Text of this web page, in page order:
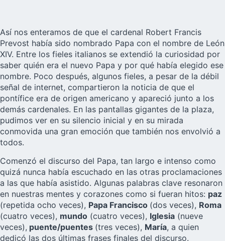
Así nos enteramos de que el cardenal Robert Francis
Prevost había sido nombrado Papa con el nombre de León
XIV. Entre los fieles italianos se extendió la curiosidad por
saber quién era el nuevo Papa y por qué había elegido ese
nombre. Poco después, algunos fieles, a pesar de la débil
señal de internet, compartieron la noticia de que el
pontífice era de origen americano y apareció junto a los
demás cardenales. En las pantallas gigantes de la plaza,
pudimos ver en su silencio inicial y en su mirada
conmovida una gran emoción que también nos envolvió a
todos.
Comenzó el discurso del Papa, tan largo e intenso como
quizá nunca había escuchado en las otras proclamaciones
a las que había asistido. Algunas palabras clave resonaron
en nuestras mentes y corazones como si fueran hitos: paz
(repetida ocho veces), Papa Francisco (dos veces), Roma
(cuatro veces), mundo (cuatro veces), Iglesia (nueve
veces), puente/puentes (tres veces), María, a quien
dedicó las dos últimas frases finales del discurso.